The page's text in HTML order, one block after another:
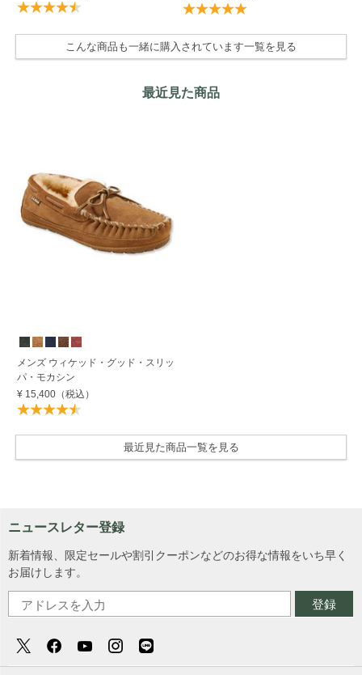
こんな商品も一緒に購入されています一覧を見る
最近見た商品
メンズ ウィケッド・グッド・スリッ
パ・モカシン
¥ 15,400（税込）
最近見た商品一覧を見る
ニュースレター登録
新着情報、限定セールや割引クーポンなどのお得な情報をいち早く
お届けします。
登録